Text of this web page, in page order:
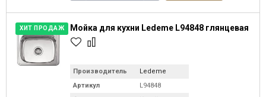
ХИТ ПРОДАЖ Мойка для кухни Ledeme L94848 глянцевая
Производитель
Ledeme
Артикул
L94848